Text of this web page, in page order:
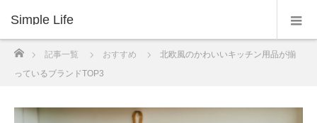
Simple Life
ホーム
記事一覧 おすすめ
北欧風のかわいいキッチン用品が揃
っているブランドTOP3